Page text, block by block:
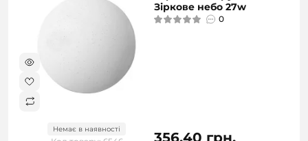
Немає в наявності
Зіркове небо 27w
0
356.40 грн.